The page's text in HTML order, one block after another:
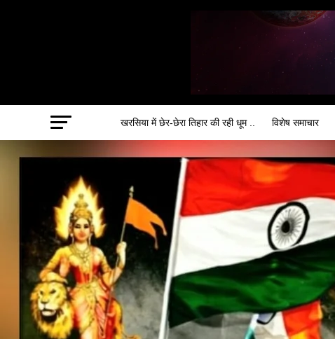
खरसिया में छेर-छेरा तिहार की रही धूम .. विशेष समाचार